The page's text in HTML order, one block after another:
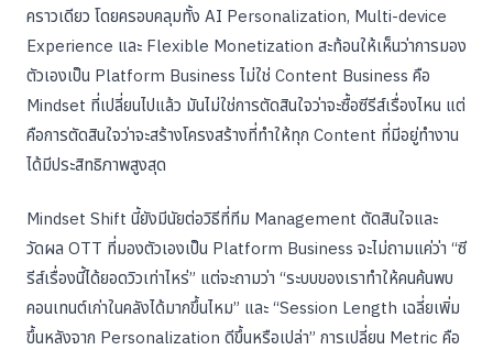
คราวเดียว โดยครอบคลุมทั้ง AI Personalization, Multi-device
Experience และ Flexible Monetization สะท้อนให้เห็นว่าการมอง
ตัวเองเป็น Platform Business ไม่ใช่ Content Business คือ
Mindset ที่เปลี่ยนไปแล้ว มันไม่ใช่การตัดสินใจว่าจะซื้อซีรีส์เรื่องไหน แต่
คือการตัดสินใจว่าจะสร้างโครงสร้างที่ทำให้ทุก Content ที่มีอยู่ทำงาน
ได้มีประสิทธิภาพสูงสุด
Mindset Shift นี้ยังมีนัยต่อวิธีที่ทีม Management ตัดสินใจและ
วัดผล OTT ที่มองตัวเองเป็น Platform Business จะไม่ถามแค่ว่า “ซี
รีส์เรื่องนี้ได้ยอดวิวเท่าไหร่” แต่จะถามว่า “ระบบของเราทำให้คนค้นพบ
คอนเทนต์เก่าในคลังได้มากขึ้นไหม” และ “Session Length เฉลี่ยเพิ่ม
ขึ้นหลังจาก Personalization ดีขึ้นหรือเปล่า” การเปลี่ยน Metric คือ